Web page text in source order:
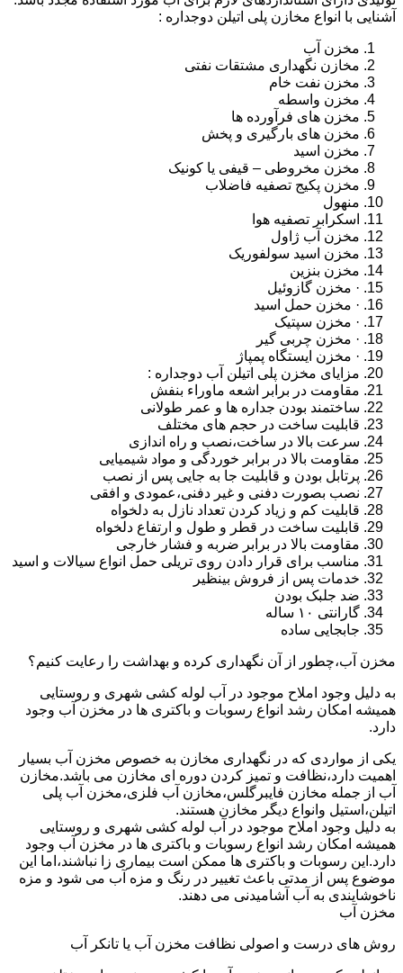
آشنایی با انواع مخازن پلی اتیلن دوجداره :
مخزن آب
مخازن نگهداری مشتقات نفتی
مخزن نفت خام
مخزن واسطه
مخزن های فرآورده ها
مخزن های بارگیری و پخش
مخزن اسید
مخزن مخروطی – قیفی یا کونیک
مخزن پکیج تصفیه فاضلاب
منهول
اسکرابر تصفیه هوا
مخزن آب ژاول
مخزن اسید سولفوریک
مخزن بنزین
· مخزن گازوئیل
· مخزن حمل اسید
· مخزن سپتیک
· مخزن چربی گیر
· مخزن ایستگاه پمپاژ
مزایای مخزن پلی اتیلن آب دوجداره :
مقاومت در برابر اشعه ماوراء بنفش
ساختمند بودن جداره ها و عمر طولانی
قابلیت ساخت در حجم های مختلف
سرعت بالا در ساخت،نصب و راه اندازی
مقاومت بالا در برابر خوردگی و مواد شیمیایی
پرتابل بودن و قابلیت جا به جایی پس از نصب
نصب بصورت دفنی و غیر دفنی،عمودی و افقی
قابلیت کم و زیاد کردن تعداد نازل به دلخواه
قابلیت ساخت در قطر و طول و ارتفاع دلخواه
مقاومت بالا در برابر ضربه و فشار خارجی
مناسب برای قرار دادن روی تریلی حمل انواع سیالات و اسید
خدمات پس از فروش بینظیر
ضد جلبک بودن
گارانتی ۱۰ ساله
جابجایی ساده
مخزن آب،چطور از آن نگهداری کرده و بهداشت را رعایت کنیم؟
به دلیل وجود املاح موجود در آب لوله کشی شهری و روستایی
همیشه امکان رشد انواع رسوبات و باکتری ها در مخزن آب وجود
دارد.
یکی از مواردی که در نگهداری مخازن به خصوص مخزن آب بسیار
اهمیت دارد،نظافت و تمیز کردن دوره ای مخازن می باشد.مخازن
آب از جمله مخازن فایبرگلس،مخازن آب فلزی،مخزن آب پلی
اتیلن،استیل وانواع دیگر مخازن هستند.
به دلیل وجود املاح موجود در آب لوله کشی شهری و روستایی
همیشه امکان رشد انواع رسوبات و باکتری ها در مخزن آب وجود
دارد.این رسوبات و باکتری ها ممکن است بیماری زا نباشند،اما این
موضوع پس از مدتی باعث تغییر در رنگ و مزه آب می شود و مزه
ناخوشایندی به آب آشامیدنی می دهند.
مخزن آب
روش های درست و اصولی نظافت مخزن آب یا تانکر آب